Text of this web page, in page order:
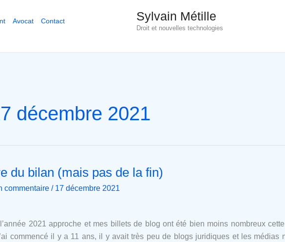
Avocat Contact Sylvain Métille
Droit et nouvelles technologies
décembre 2021
du bilan (mais pas de la fin)
commentaire / 17 décembre 2021
2021 approche et mes billets de blog ont été bien moins nombreux
commencé il y a 11 ans, il y avait très peu de blogs juridiques et les médias